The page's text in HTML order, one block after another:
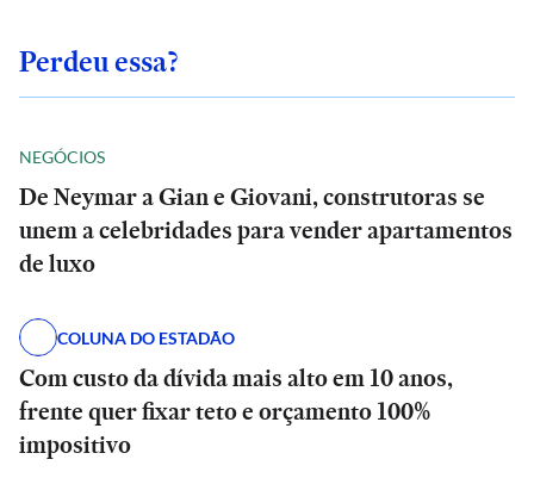
Perdeu essa?
NEGÓCIOS
De Neymar a Gian e Giovani, construtoras se
unem a celebridades para vender apartamentos
de luxo
COLUNA DO ESTADÃO
Com custo da dívida mais alto em 10 anos,
frente quer fixar teto e orçamento 100%
impositivo